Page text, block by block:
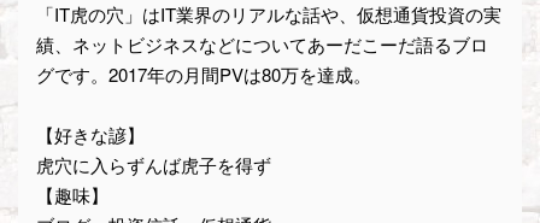
「IT虎の穴」はIT業界のリアルな話や、仮想通貨投資の実
績、ネットビジネスなどについてあーだこーだ語るブロ
グです。2017年の月間PVは80万を達成。
【好きな諺】
虎穴に入らずんば虎子を得ず
【趣味】